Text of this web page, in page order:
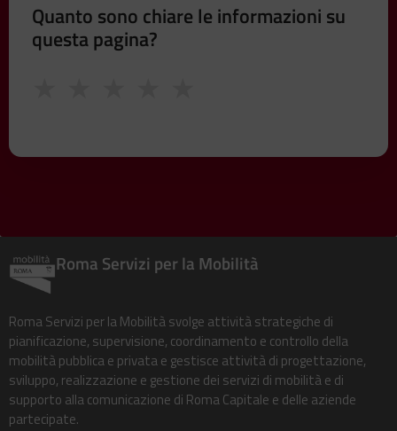
Quanto sono chiare le informazioni su
questa pagina?
Roma Servizi per la Mobilità
Roma Servizi per la Mobilità svolge attività strategiche di
pianificazione, supervisione, coordinamento e controllo della
mobilità pubblica e privata e gestisce attività di progettazione,
sviluppo, realizzazione e gestione dei servizi di mobilità e di
supporto alla comunicazione di Roma Capitale e delle aziende
partecipate.